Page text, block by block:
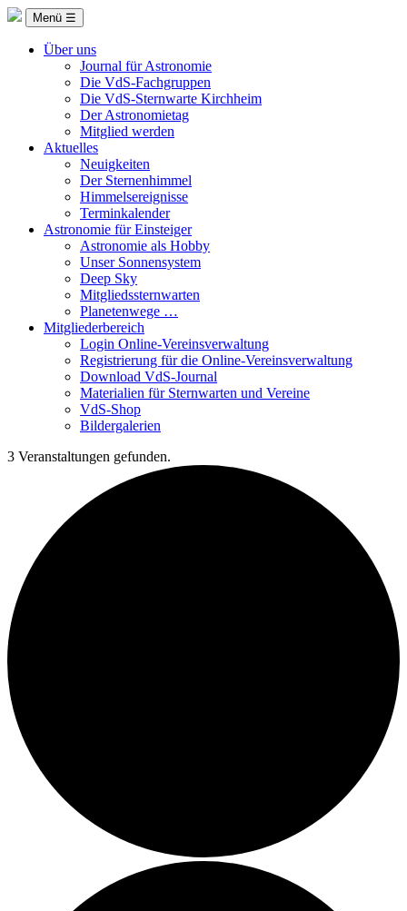
Menü ☰
Über uns
Journal für Astronomie
Die VdS-Fachgruppen
Die VdS-Sternwarte Kirchheim
Der Astronomietag
Mitglied werden
Aktuelles
Neuigkeiten
Der Sternenhimmel
Himmelsereignisse
Terminkalender
Astronomie für Einsteiger
Astronomie als Hobby
Unser Sonnensystem
Deep Sky
Mitgliedssternwarten
Planetenwege …
Mitgliederbereich
Login Online-Vereinsverwaltung
Registrierung für die Online-Vereinsverwaltung
Download VdS-Journal
Materialien für Sternwarten und Vereine
VdS-Shop
Bildergalerien
3 Veranstaltungen gefunden.